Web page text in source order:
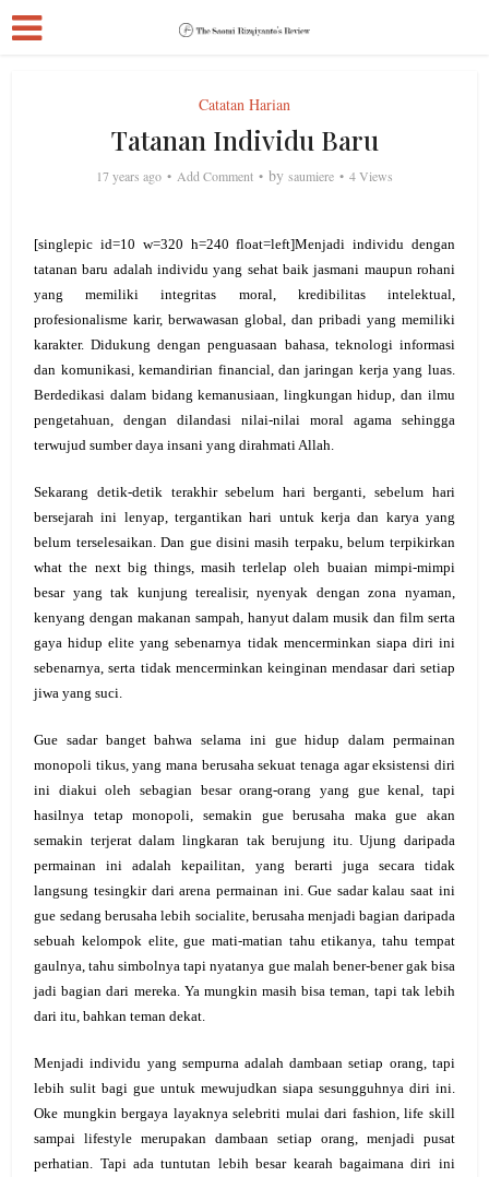
Catatan Harian
Tatanan Individu Baru
17 years ago Add Comment by saumiere 4 Views
[singlepic id=10 w=320 h=240 float=left]Menjadi individu dengan
tatanan baru adalah individu yang sehat baik jasmani maupun rohani
yang memiliki integritas moral, kredibilitas intelektual,
profesionalisme karir, berwawasan global, dan pribadi yang memiliki
karakter. Didukung dengan penguasaan bahasa, teknologi informasi
dan komunikasi, kemandirian financial, dan jaringan kerja yang luas.
Berdedikasi dalam bidang kemanusiaan, lingkungan hidup, dan ilmu
pengetahuan, dengan dilandasi nilai-nilai moral agama sehingga
terwujud sumber daya insani yang dirahmati Allah.
Sekarang detik-detik terakhir sebelum hari berganti, sebelum hari
bersejarah ini lenyap, tergantikan hari untuk kerja dan karya yang
belum terselesaikan. Dan gue disini masih terpaku, belum terpikirkan
what the next big things, masih terlelap oleh buaian mimpi-mimpi
besar yang tak kunjung terealisir, nyenyak dengan zona nyaman,
kenyang dengan makanan sampah, hanyut dalam musik dan film serta
gaya hidup elite yang sebenarnya tidak mencerminkan siapa diri ini
sebenarnya, serta tidak mencerminkan keinginan mendasar dari setiap
jiwa yang suci.
Gue sadar banget bahwa selama ini gue hidup dalam permainan
monopoli tikus, yang mana berusaha sekuat tenaga agar eksistensi diri
ini diakui oleh sebagian besar orang-orang yang gue kenal, tapi
hasilnya tetap monopoli, semakin gue berusaha maka gue akan
semakin terjerat dalam lingkaran tak berujung itu. Ujung daripada
permainan ini adalah kepailitan, yang berarti juga secara tidak
langsung tesingkir dari arena permainan ini. Gue sadar kalau saat ini
gue sedang berusaha lebih socialite, berusaha menjadi bagian daripada
sebuah kelompok elite, gue mati-matian tahu etikanya, tahu tempat
gaulnya, tahu simbolnya tapi nyatanya gue malah bener-bener gak bisa
jadi bagian dari mereka. Ya mungkin masih bisa teman, tapi tak lebih
dari itu, bahkan teman dekat.
Menjadi individu yang sempurna adalah dambaan setiap orang, tapi
lebih sulit bagi gue untuk mewujudkan siapa sesungguhnya diri ini.
Oke mungkin bergaya layaknya selebriti mulai dari fashion, life skill
sampai lifestyle merupakan dambaan setiap orang, menjadi pusat
perhatian. Tapi ada tuntutan lebih besar kearah bagaimana diri ini